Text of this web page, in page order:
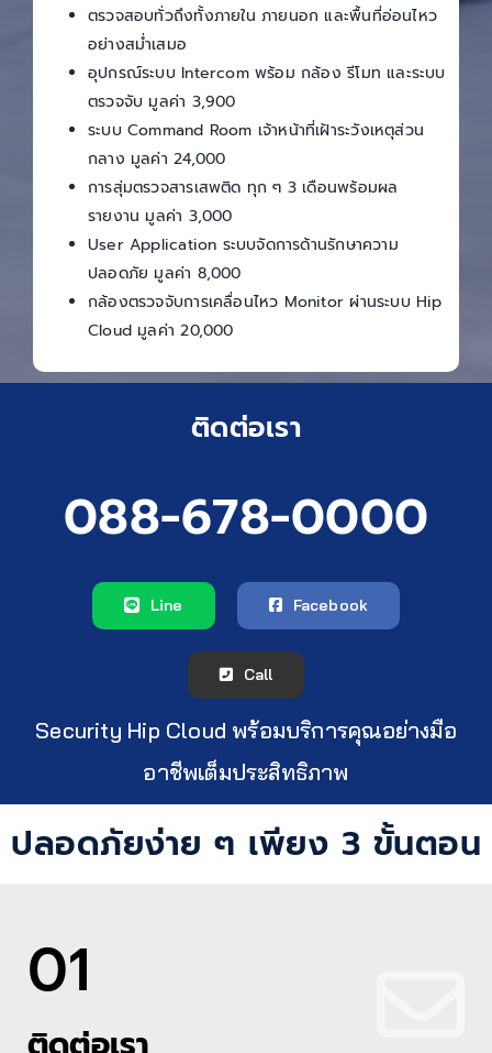
ตรวจสอบทั่วถึงทั้งภายใน ภายนอก และพื้นที่อ่อนไหว
อย่างสม่ำเสมอ
อุปกรณ์ระบบ Intercom พร้อม กล้อง รีโมท และระบบ
ตรวจจับ มูลค่า 3,900
ระบบ Command Room เจ้าหน้าที่เฝ้าระวังเหตุส่วน
กลาง มูลค่า 24,000
การสุ่มตรวจสารเสพติด ทุก ๆ 3 เดือนพร้อมผล
รายงาน มูลค่า 3,000
User Application ระบบจัดการด้านรักษาความ
ปลอดภัย มูลค่า 8,000
กล้องตรวจจับการเคลื่อนไหว Monitor ผ่านระบบ Hip
Cloud มูลค่า 20,000
ติดต่อเรา
088-678-0000
Line Facebook
Call
Security Hip Cloud พร้อมบริการคุณอย่างมือ
อาชีพเต็มประสิทธิภาพ
ปลอดภัยง่าย ๆ เพียง 3 ขั้นตอน
01